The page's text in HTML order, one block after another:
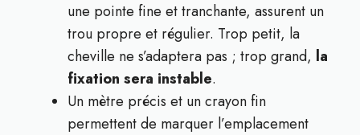
une pointe fine et tranchante, assurent un
trou propre et régulier. Trop petit, la
cheville ne s’adaptera pas ; trop grand, la
fixation sera instable.
Un mètre précis et un crayon fin
permettent de marquer l’emplacement